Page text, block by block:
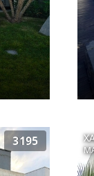
3195